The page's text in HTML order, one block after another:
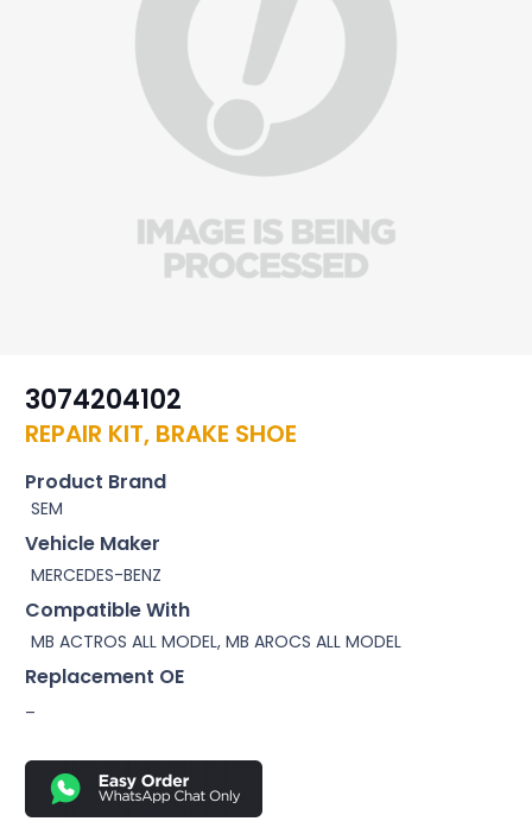
3074204102
REPAIR KIT, BRAKE SHOE
Product Brand
SEM
Vehicle Maker
MERCEDES-BENZ
Compatible With
MB ACTROS ALL MODEL, MB AROCS ALL MODEL
Replacement OE
–